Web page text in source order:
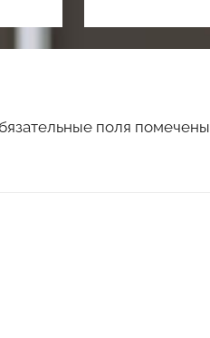
поля помечены